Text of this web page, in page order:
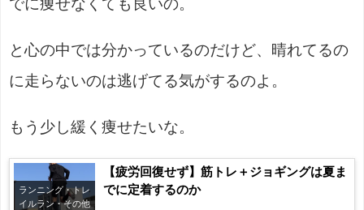
でに痩せなくても良いの。
と心の中では分かっているのだけど、晴れてるの
に走らないのは逃げてる気がするのよ。
もう少し緩く痩せたいな。
ランニング・トレ
イルラン・その他
【疲労回復せず】筋トレ＋ジョギングは夏ま
でに定着するのか